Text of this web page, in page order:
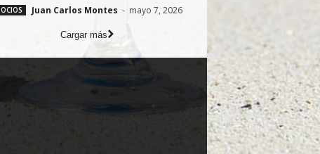
Juan Carlos Montes - mayo 7, 2026
Cargar más